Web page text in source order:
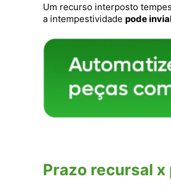
Um recurso interposto
a intempestividade pode
Prazo recursal